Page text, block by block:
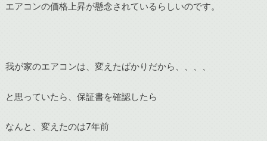
エアコンの価格上昇が懸念されているらしいのです。
我が家のエアコンは、変えたばかりだから、、、、
と思っていたら、保証書を確認したら
なんと、変えたのは7年前